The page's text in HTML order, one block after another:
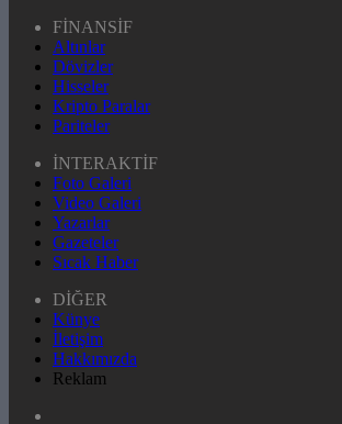
FİNANSİF
Altınlar
Dövizler
Hisseler
Kripto Paralar
Pariteler
İNTERAKTİF
Foto Galeri
Video Galeri
Yazarlar
Gazeteler
Sıcak Haber
DİĞER
Künye
İletişim
Hakkımızda
Reklam